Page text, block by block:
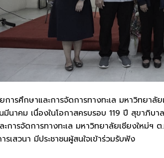
ารศึกษาและการจัดการทางทะเล มหาวิทยาลั
มีนาคม เนื่องในโอกาสครบรอบ 119 ปี สุขาภิ
การจัดการทางทะเล มหาวิทยาลัยเชียงใหม่
สวนา มีประชาชนผู้สนใจเข้าร่วมรับฟัง